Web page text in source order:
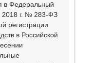
в Федеральный
2018 г. № 283-ФЗ
регистрации
в Российской